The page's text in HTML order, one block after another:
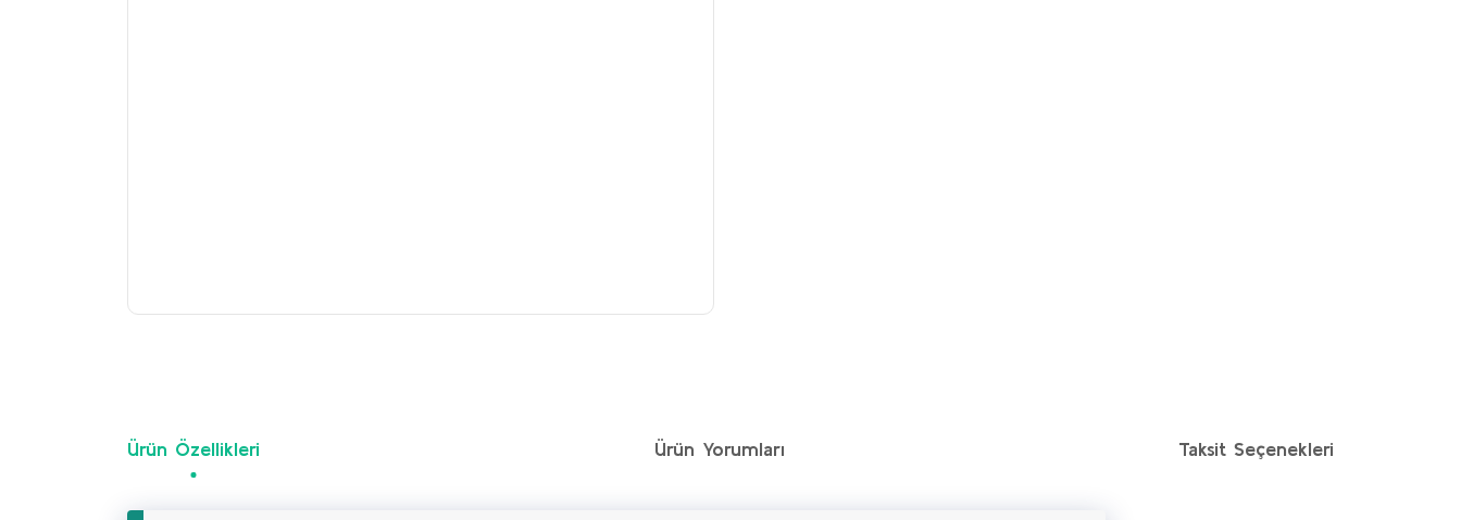
Ürün Özellikleri Ürün Yorumları Taksit Seçenekleri